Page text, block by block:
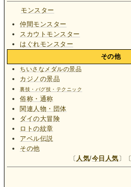
モンスター
仲間モンスター
スカウトモンスター
はぐれモンスター
その他
ちいさなメダルの景品
カジノの景品
裏技・バグ技・テクニック
俗称・通称
関連人物・団体
ダイの大冒険
ロトの紋章
アベル伝説
その他
〔 人気/今日人気 〕〔